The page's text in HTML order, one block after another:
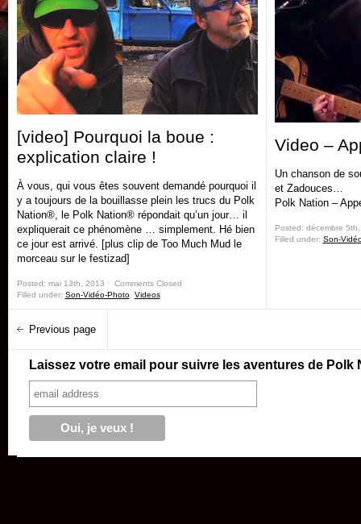
[video] Pourquoi la boue :
explication claire !
À vous, qui vous êtes souvent demandé pourquoi il
y a toujours de la bouillasse plein les trucs du Polk
Nation®, le Polk Nation® répondait qu’un jour… il
expliquerait ce phénomène … simplement. Hé bien
ce jour est arrivé. [plus clip de Too Much Mud le
morceau sur le festizad]
Posted: mai 13th, 2013 ˑ Comments Closed
Filled under: Son-Vidéo-Photo, Videos
Video –
Un chanson de
et Zadouces…
Polk Nation –
Posted: décembre
Filled under: Son-
Previous page
Laissez votre email pour suivre les aventures de Polk